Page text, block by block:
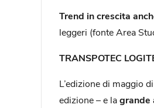
Trend in crescita
leggeri (fonte Area
TRANSPOTEC
L’edizione di maggio
edizione – e lagrande